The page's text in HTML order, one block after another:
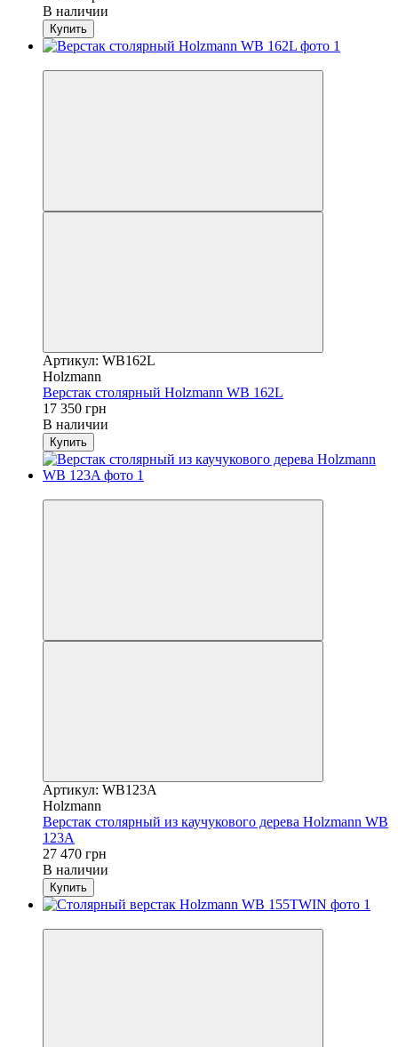
В наличии
Купить
Артикул: WB162L
Holzmann
Верстак столярный Holzmann WB 162L
17 350 грн
В наличии
Купить
Артикул: WB123A
Holzmann
Верстак столярный из каучукового дерева Holzmann WB
123A
27 470 грн
В наличии
Купить